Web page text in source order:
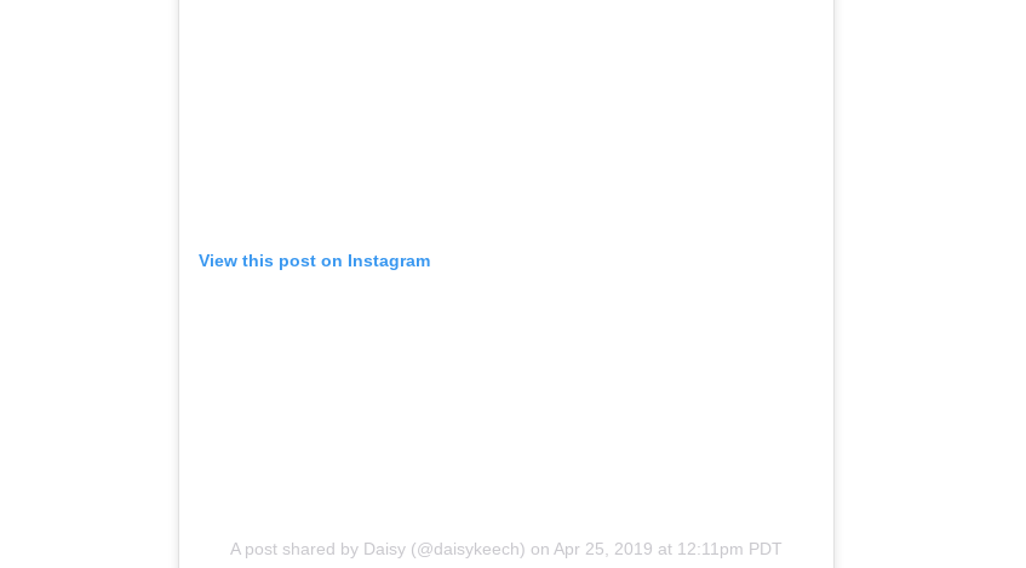
View this post on Instagram
A post shared by Daisy (@daisykeech) on Apr 25, 2019 at 12:11pm PDT